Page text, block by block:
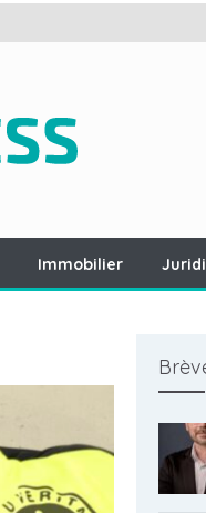
Immobilier